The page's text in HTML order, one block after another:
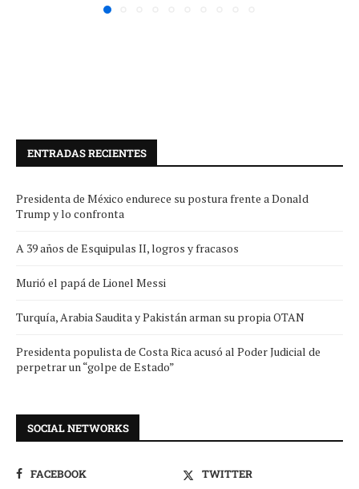
ENTRADAS RECIENTES
Presidenta de México endurece su postura frente a Donald
Trump y lo confronta
A 39 años de Esquipulas II, logros y fracasos
Murió el papá de Lionel Messi
Turquía, Arabia Saudita y Pakistán arman su propia OTAN
Presidenta populista de Costa Rica acusó al Poder Judicial de
perpetrar un “golpe de Estado”
SOCIAL NETWORKS
FACEBOOK
TWITTER